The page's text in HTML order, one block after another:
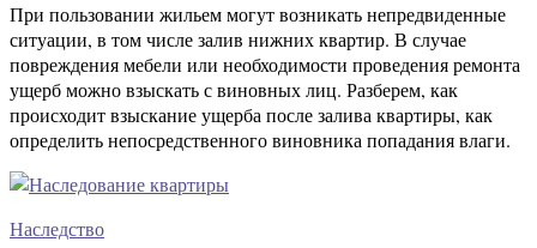
При пользовании жильем могут возникать непредвиденные
ситуации, в том числе залив нижних квартир. В случае
повреждения мебели или необходимости проведения ремонта
ущерб можно взыскать с виновных лиц. Разберем, как
происходит взыскание ущерба после залива квартиры, как
определить непосредственного виновника попадания влаги.
Наследство